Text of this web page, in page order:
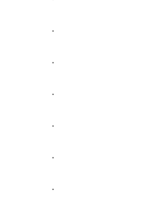
.
.
.
.
.
.